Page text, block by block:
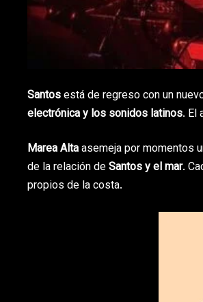
Santosestá de regreso con un
electrónica y los sonidos latinos. El
Marea Altaasemeja por momentos
de la relación deSantos y el mar.
propios de la costa.